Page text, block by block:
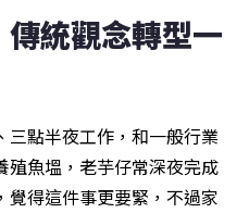
傳統觀念轉型一
三點半夜工作，和一般行業
殖魚塭，老芋仔常深夜完成
得這件事更要緊，不過家